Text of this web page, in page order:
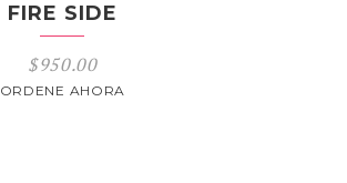
FIRE SIDE
$950.00
ORDENE AHORA